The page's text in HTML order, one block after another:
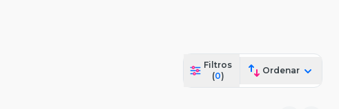
Filtros
(0)
Ordenar